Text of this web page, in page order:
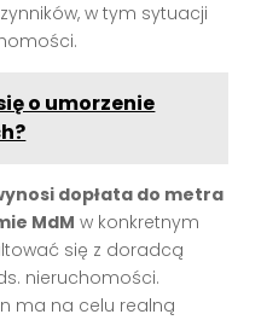
w tym sytuacji
o umorzenie
dopłata do metra
MdM w konkretnym
się z doradcą
nieruchomości.
ma na celu realną